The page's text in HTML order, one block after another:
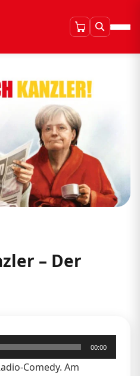
– Der
00:00
Comedy. Am